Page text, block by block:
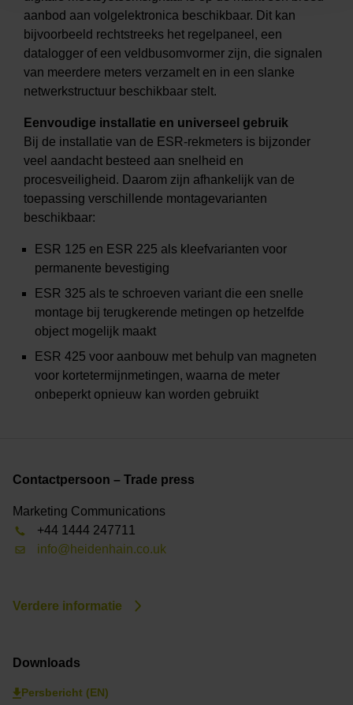
aanbod aan volgelektronica beschikbaar. Dit kan
bijvoorbeeld rechtstreeks het regelpaneel, een
datalogger of een veldbusomvormer zijn, die signalen
van meerdere meters verzamelt en in een slanke
netwerkstructuur beschikbaar stelt.
Eenvoudige installatie en universeel gebruik
Bij de installatie van de ESR-rekmeters is bijzonder
veel aandacht besteed aan snelheid en
procesveiligheid. Daarom zijn afhankelijk van de
toepassing verschillende montagevarianten
beschikbaar:
ESR 125 en ESR 225 als kleefvarianten voor
permanente bevestiging
ESR 325 als te schroeven variant die een snelle
montage bij terugkerende metingen op hetzelfde
object mogelijk maakt
ESR 425 voor aanbouw met behulp van magneten
voor kortetermijnmetingen, waarna de meter
onbeperkt opnieuw kan worden gebruikt
Contactpersoon – Trade press
Marketing Communications
+44 1444 247711
info@heidenhain.co.uk
Verdere informatie
Downloads
Persbericht (EN)